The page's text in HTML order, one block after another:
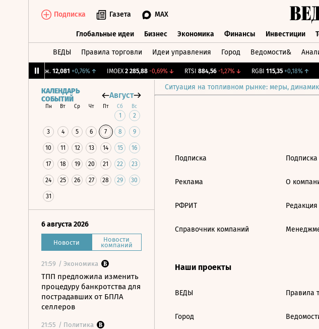
Подписка Газета MAX
Глобальные идеи Бизнес Экономика Финансы Инвестиции
ВЕДЫ Правила торговли Идеи управления Город Ведомости&
CNY Бирж. 12,081 +0,76%↑ IMOEX 2 285,88 -0,69%↓ RTSI 884,56 -1,27%↓ RGBI 115,35 +0,18%↑
Ситуация на топливном рынке: меры,
КАЛЕНДАРЬ
СОБЫТИЙ
Август
Пн Вт Ср Чт Пт Сб Вс
1 2
3 4 5 6 7 8 9
10 11 12 13 14 15 16
17 18 19 20 21 22 23
24 25 26 27 28 29 30
31
6 августа 2026
Новости Новости
компаний
21:59 / Экономика
ТПП предложила изменить
процедуру банкротства для
пострадавших от БПЛА
селлеров
21:55 / Политика
Подписка
Реклама
РФРИТ
Справочник компаний
О
Редакция
Наши проекты
ВЕДЫ
Город
Правила